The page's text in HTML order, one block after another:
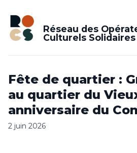
Réseau des
Culturels Solidaires
Fête de quartier :
au quartier du
anniversaire du
2 juin 2026